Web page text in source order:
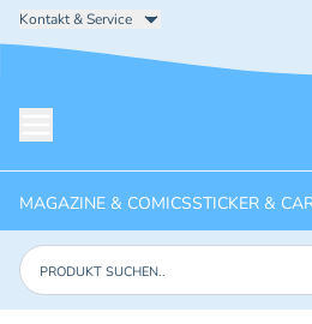
Kontakt & Service
MAGAZINE & COMICSSTICKER &
Produkte suchen